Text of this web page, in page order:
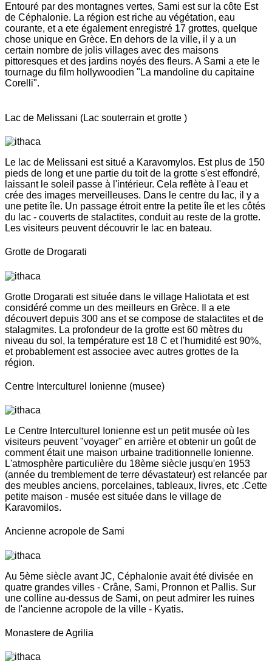
Entouré par des montagnes vertes, Sami est sur la côte Est
de Céphalonie. La région est riche au végétation, eau
courante, et a ete également enregistré 17 grottes, quelque
chose unique en Grèce. En dehors de la ville, il y a un
certain nombre de jolis villages avec des maisons
pittoresques et des jardins noyés des fleurs. A Sami a ete le
tournage du film hollywoodien "La mandoline du capitaine
Corelli".
Lac de Melissani (Lac souterrain et grotte )
Le lac de Melissani est situé a Karavomylos. Est plus de 150
pieds de long et une partie du toit de la grotte s'est effondré,
laissant le soleil passe à l'intérieur. Cela reflète à l'eau et
crée des images merveilleuses. Dans le centre du lac, il y a
une petite île. Un passage étroit entre la petite île et les côtés
du lac - couverts de stalactites, conduit au reste de la grotte.
Les visiteurs peuvent découvrir le lac en bateau.
Grotte de Drogarati
Grotte Drogarati est située dans le village Haliotata et est
considéré comme un des meilleurs en Grèce. Il a ete
découvert depuis 300 ans et se compose de stalactites et de
stalagmites. La profondeur de la grotte est 60 mètres du
niveau du sol, la température est 18 C et l'humidité est 90%,
et probablement est associee avec autres grottes de la
région.
Centre Interculturel Ionienne (musee)
Le Centre Interculturel Ionienne est un petit musée où les
visiteurs peuvent "voyager" en arrière et obtenir un goût de
comment était une maison urbaine traditionnelle Ionienne.
L'atmosphère particulière du 18ème siècle jusqu'en 1953
(année du tremblement de terre dévastateur) est relancée par
des meubles anciens, porcelaines, tableaux, livres, etc .Cette
petite maison - musée est située dans le village de
Karavomilos.
Ancienne acropole de Sami
Au 5ème siècle avant JC, Céphalonie avait été divisée en
quatre grandes villes - Crâne, Sami, Pronnon et Pallis. Sur
une colline au-dessus de Sami, on peut admirer les ruines
de l'ancienne acropole de la ville - Kyatis.
Monastere de Agrilia